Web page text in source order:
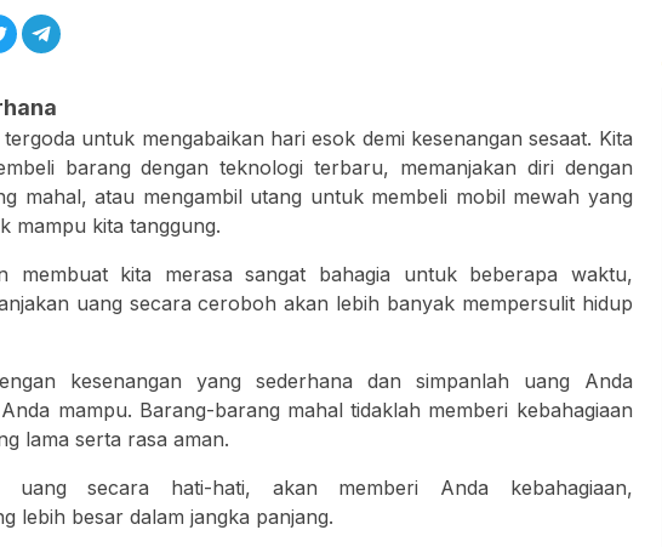
untuk mengabaikan hari esok demi kesenangan sesaat. Kita
barang dengan teknologi terbaru, memanjakan diri dengan
mahal, atau mengambil utang untuk membeli mobil mewah yang
mampu kita tanggung.
membuat kita merasa sangat bahagia untuk beberapa waktu,
uang secara ceroboh akan lebih banyak mempersulit hidup
kesenangan yang sederhana dan simpanlah uang Anda
mampu. Barang-barang mahal tidaklah memberi kebahagiaan
lama serta rasa aman.
uang secara hati-hati, akan memberi Anda kebahagiaan,
lebih besar dalam jangka panjang.